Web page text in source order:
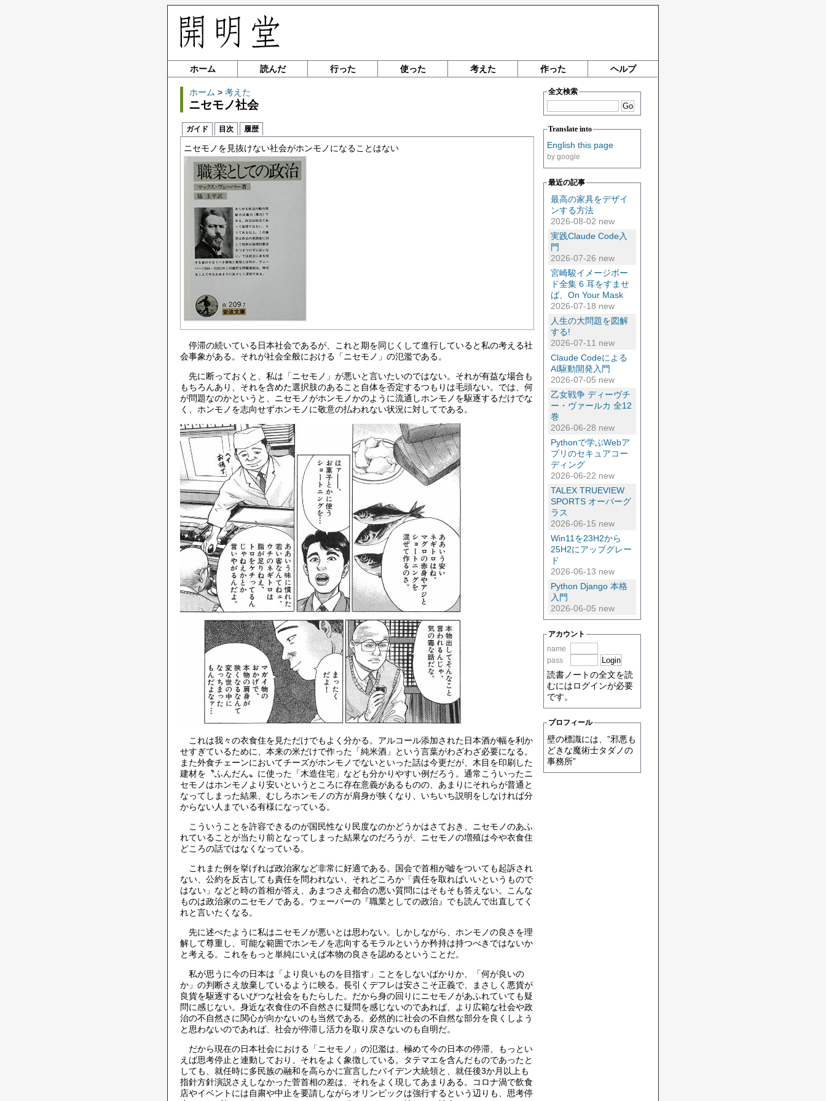
ホーム 読んだ 行った 使った 考えた 作った ヘルプ
ホーム > 考えた
ニセモノ社会
ガイド 目次 履歴
ニセモノを見抜けない社会がホンモノになることはない
停滞の続いている日本社会であるが、これと期を同じくして進行していると私の考える社
会事象がある。それが社会全般における「ニセモノ」の氾濫である。
先に断っておくと、私は「ニセモノ」が悪いと言いたいのではない。それが有益な場合も
もちろんあり、それを含めた選択肢のあること自体を否定するつもりは毛頭ない。では、何
が問題なのかというと、ニセモノがホンモノかのように流通しホンモノを駆逐するだけでな
く、ホンモノを志向せずホンモノに敬意の払われない状況に対してである。
これは我々の衣食住を見ただけでもよく分かる。アルコール添加された日本酒が幅を利か
せすぎているために、本来の米だけで作った「純米酒」という言葉がわざわざ必要になる。
また外食チェーンにおいてチーズがホンモノでないといった話は今更だが、木目を印刷した
建材を〝ふんだん〟に使った「木造住宅」なども分かりやすい例だろう。通常こういったニ
セモノはホンモノより安いというところに存在意義があるものの、あまりにそれらが普通と
なってしまった結果、むしろホンモノの方が肩身が狭くなり、いちいち説明をしなければ分
からない人までいる有様になっている。
こういうことを許容できるのが国民性なり民度なのかどうかはさておき、ニセモノのあふ
れていることが当たり前となってしまった結果なのだろうが、ニセモノの増殖は今や衣食住
どころの話ではなくなっている。
これまた例を挙げれば政治家など非常に好適である。国会で首相が嘘をついても起訴され
ない、公約を反古しても責任を問われない、それどころか「責任を取ればいいというもので
はない」などと時の首相が答え、あまつさえ都合の悪い質問にはそもそも答えない。こんな
ものは政治家のニセモノである。ウェーバーの『職業としての政治』でも読んで出直してく
れと言いたくなる。
先に述べたように私はニセモノが悪いとは思わない。しかしながら、ホンモノの良さを理
解して尊重し、可能な範囲でホンモノを志向するモラルというか矜持は持つべきではないか
と考える。これをもっと単純にいえば本物の良さを認めるということだ。
私が思うに今の日本は「より良いものを目指す」ことをしないばかりか、「何が良いの
か」の判断さえ放棄しているように映る。長引くデフレは安さこそ正義で、まさしく悪貨が
良貨を駆逐するいびつな社会をもたらした。だから身の回りにニセモノがあふれていても疑
問に感じない。身近な衣食住の不自然さに疑問を感じないのであれば、より広範な社会や政
治の不自然さに関心が向かないのも当然である。必然的に社会の不自然な部分を良くしよう
と思わないのであれば、社会が停滞し活力を取り戻さないのも自明だ。
だから現在の日本社会における「ニセモノ」の氾濫は、極めて今の日本の停滞、もっとい
えば思考停止と連動しており、それをよく象徴している。タテマエを含んだものであったと
しても、就任時に多民族の融和を高らかに宣言したバイデン大統領と、就任後3か月以上も
指針方針演説さえしなかった菅首相の差は、それをよく現してあまりある。コロナ渦で飲食
店やイベントには自粛や中止を要請しながらオリンピックは強行するという辺りも、思考停
全文検索
Translate into
English this page
by google
最近の記事
最高の家具をデザイ
ンする方法
2026-08-02 new
実践Claude Code入
門
2026-07-26 new
宮崎駿イメージボー
ド全集 6 耳をすませ
ば、On Your Mask
2026-07-18 new
人生の大問題を図解
する!
2026-07-11 new
Claude Codeによる
AI駆動開発入門
2026-07-05 new
乙女戦争 ディーヴチ
ー・ヴァールカ 全12
巻
2026-06-28 new
Pythonで学ぶWebア
プリのセキュアコー
ディング
2026-06-22 new
TALEX TRUEVIEW
SPORTS オーバーグ
ラス
2026-06-15 new
Win11を23H2から
25H2にアップグレー
ド
2026-06-13 new
Python Django 本格
入門
2026-06-05 new
アカウント
name
pass
読書ノートの全文を読
むにはログインが必要
です。
プロフィール
壁の標識には、”邪悪も
どきな魔術士タダノの
事務所”